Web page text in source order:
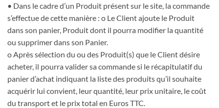
• Dans le cadre d’un Produit présent sur le site, la commande
s’effectue de cette manière : o Le Client ajoute le Produit
dans son panier, Produit dont il pourra modifier la quantité
ou supprimer dans son Panier.
o Après sélection du ou des Produit(s) que le Client désire
acheter, il pourra valider sa commande si le récapitulatif du
panier d’achat indiquant la liste des produits qu’il souhaite
acquérir lui convient, leur quantité, leur prix unitaire, le coût
du transport et le prix total en Euros TTC.